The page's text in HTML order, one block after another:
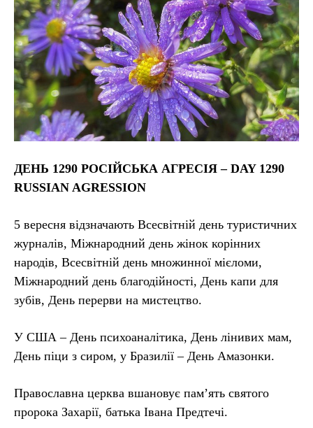
ДЕНЬ 1290 РОСІЙСЬКА АГРЕСІЯ – DAY 1290
RUSSIAN AGRESSION
5 вересня відзначають Всесвітній день туристичних
журналів, Міжнародний день жінок корінних
народів, Всесвітній день множинної мієломи,
Міжнародний день благодійності, День капи для
зубів, День перерви на мистецтво.
У США – День психоаналітика, День лінивих мам,
День піци з сиром, у Бразилії – День Амазонки.
Православна церква вшановує пам’ять святого
пророка Захарії, батька Івана Предтечі.